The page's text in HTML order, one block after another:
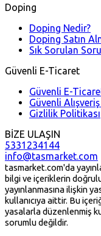
Doping
Doping Nedir?
Doping Satın
Sık Sorulan
Güvenli E-Ticaret
Güvenli E-
Güvenli
Gizlilik Politikası
BİZE ULAŞIN
5331234144
info@tasmarket.com
tasmarket.com'da
bilgi ve içeriklerin
yayınlanmasına ilişkin
kullanıcıya aittir. Bu
yasalarla düzenlenmiş
sorumlu değildir.